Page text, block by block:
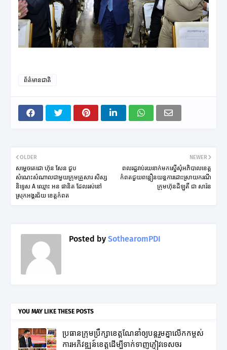
ព័ត៌មានជាតិ
NEWER
ពលរដ្ឋរាប់រយនាក់មកស្នើសុំអភិបាលខេត្ត
កំពតជួយពន្លឿនយន្តការដោះស្រាយករណី
ក្រុមហ៊ុនដីឡូតិ៍ ជា សារ៉ន
OLDER
សម្ដេចតេជោ ហ៊ុន សែន ជួប
សំណេះសំណាលជាមួយក្រុមគ្រួសារ សិស្ស
និទ្ទេស A ឈ្មោះ អន ផានិត ដែលរស់នៅ
ស្រុកអង្គរជ័យ ខេត្តកំពត
Posted by SothearomPDI
YOU MAY LIKE THESE POSTS
ប្រធានក្រុមប្រឹក្សាខេត្តណែនាំឲ្យបន្តរួមគ្នាលើកកម្ពស់
ការអភិវឌ្ឍន៍ខេត្តដើម្បីទាក់ទាញភ្ញៀវទេសចរ